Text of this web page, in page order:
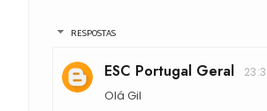
RESPOSTAS
ESC Portugal Geral
Olá Gil